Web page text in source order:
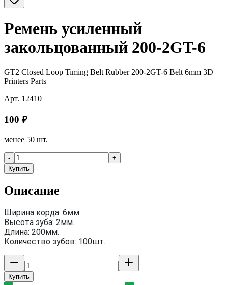
Ремень усиленный
закольцованный 200-2GT-6
GT2 Closed Loop Timing Belt Rubber 200-2GT-6 Belt 6mm 3D
Printers Parts
Арт. 12410
100 ₽
менее 50 шт.
-
+
Купить
Описание
Ширина корда: 6мм.
Высота зуба: 2мм.
Длина: 200мм.
Количество зубов: 100шт.
Купить